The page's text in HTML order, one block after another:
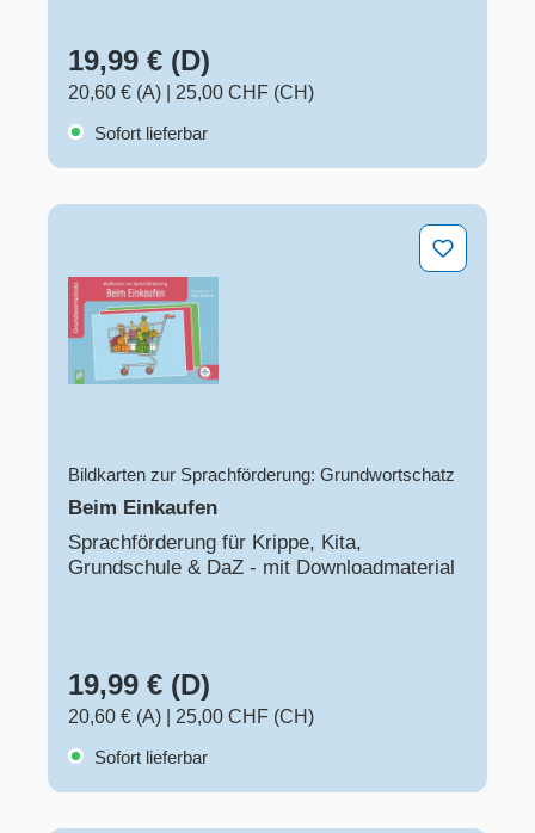
19,99 € (D)
20,60 € (A)
25,00 CHF (CH)
Sofort lieferbar
Bildkarten zur Sprachförderung: Grundwortschatz
Beim Einkaufen
Sprachförderung für Krippe, Kita,
Grundschule & DaZ - mit Downloadmaterial
19,99 € (D)
20,60 € (A)
25,00 CHF (CH)
Sofort lieferbar